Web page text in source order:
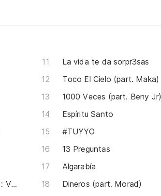
Flores Pa Tu Pelo (part. Pepe : Vizio)
La vida te da sorpr3sas
Toco El Cielo (part. Maka)
1000 Veces (part. Beny Jr)
Espíritu Santo
#TUYYO
13 Preguntas
Algarabía
Dineros (part. Morad)